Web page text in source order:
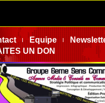
Equipe
UN DON